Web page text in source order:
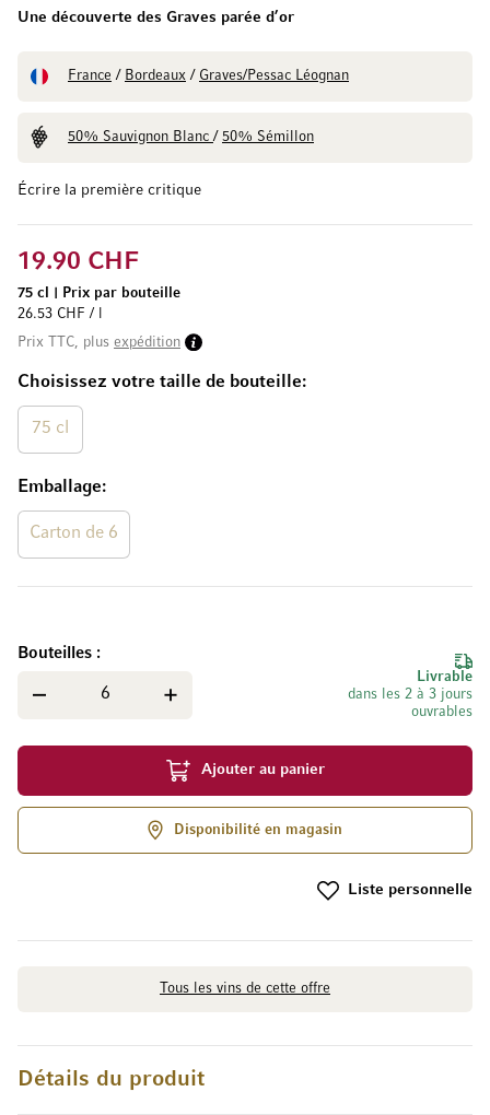
Écrire la première critique
Une découverte des Graves parée d’or
France / Bordeaux / Graves/Pessac Léognan
50% Sauvignon Blanc/ 50% Sémillon
Tous les vins de cette offre
Choisissez votre taille de bouteille
75 cl
Emballage
Carton de 6
19.90 CHF
75 cl
Prix par bouteille
26.53 CHF / l
Prix TTC, plus expédition
Livrable
dans les 2 à 3 jours
ouvrables
Bouteilles
Ajouter au panier
Disponibilité en magasin
Liste personnelle
Détails du produit